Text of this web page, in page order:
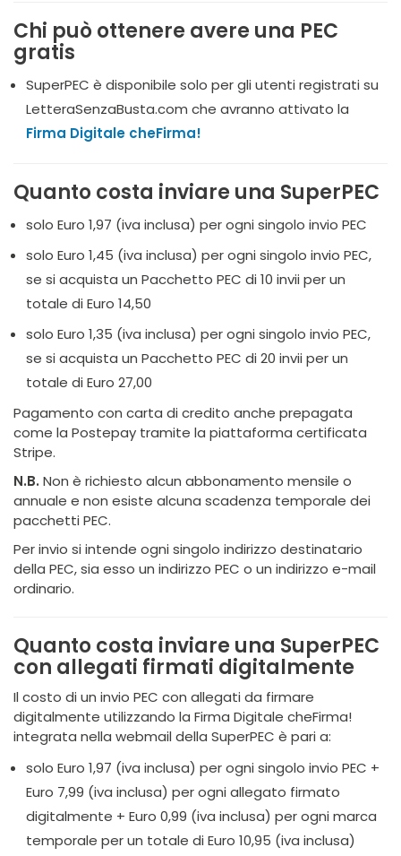
Chi può ottenere avere una PEC
gratis
SuperPEC è disponibile solo per gli utenti registrati su
LetteraSenzaBusta.com che avranno attivato la
Firma Digitale cheFirma!
Quanto costa inviare una SuperPEC
solo Euro 1,97 (iva inclusa) per ogni singolo invio PEC
solo Euro 1,45 (iva inclusa) per ogni singolo invio PEC,
se si acquista un Pacchetto PEC di 10 invii per un
totale di Euro 14,50
solo Euro 1,35 (iva inclusa) per ogni singolo invio PEC,
se si acquista un Pacchetto PEC di 20 invii per un
totale di Euro 27,00
Pagamento con carta di credito anche prepagata
come la Postepay tramite la piattaforma certificata
Stripe.
N.B. Non è richiesto alcun abbonamento mensile o
annuale e non esiste alcuna scadenza temporale dei
pacchetti PEC.
Per invio si intende ogni singolo indirizzo destinatario
della PEC, sia esso un indirizzo PEC o un indirizzo e-mail
ordinario.
Quanto costa inviare una SuperPEC
con allegati firmati digitalmente
Il costo di un invio PEC con allegati da firmare
digitalmente utilizzando la Firma Digitale cheFirma!
integrata nella webmail della SuperPEC è pari a:
solo Euro 1,97 (iva inclusa) per ogni singolo invio PEC +
Euro 7,99 (iva inclusa) per ogni allegato firmato
digitalmente + Euro 0,99 (iva inclusa) per ogni marca
temporale per un totale di Euro 10,95 (iva inclusa)